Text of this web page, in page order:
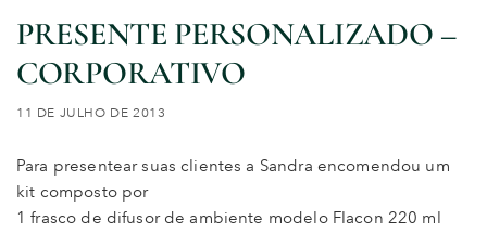
PRESENTE PERSONALIZADO –
CORPORATIVO
11 DE JULHO DE 2013
Para presentear suas clientes a Sandra encomendou um
kit composto por
1 frasco de difusor de ambiente modelo Flacon 220 ml